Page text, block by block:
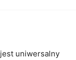
jest uniwersalny